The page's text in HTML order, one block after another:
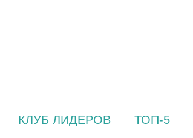
КЛУБ ЛИДЕРОВ ТОП-5